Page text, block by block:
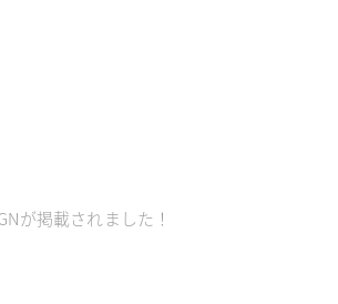
が掲載されました！